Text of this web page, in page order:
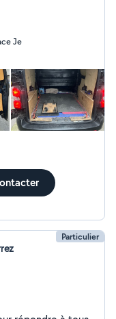
7j/7j 5h à
PETITS
À DES TARIFS
QUALITÉ EN
EXPÉRIENCE EN
CAS DE BESOINS
Je
Particulier